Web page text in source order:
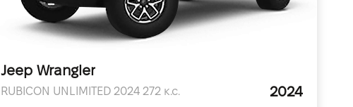
Jeep Wrangler
RUBICON UNLIMITED 2024 272 к.с. 2024